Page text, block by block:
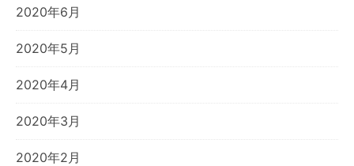
2020年6月
2020年5月
2020年4月
2020年3月
2020年2月